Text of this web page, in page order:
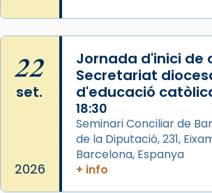
del temple amb les relíquies de
Des de 1985 hi participa
diablesses amb música i ball
gran a Mataró.
«Si vols saber què és calor, ves
Santes a Mataró»🥵.
Photo
View on Facebook · Share
22
set.
2026
Jornada d'inici de
Secretariat
d'educació
18:30
Seminari Conciliar de
de la Diputació, 231,
Barcelona, Espanya
+ info